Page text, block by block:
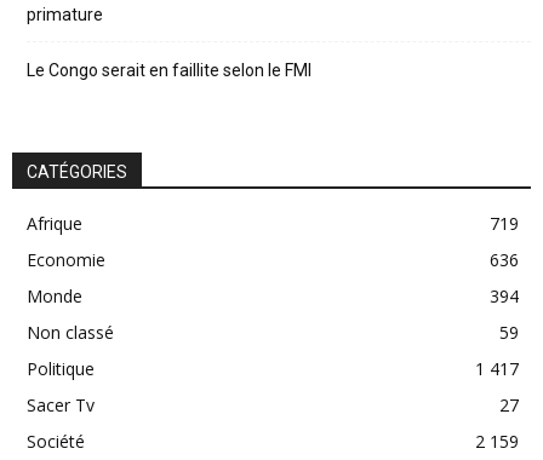
primature
Le Congo serait en faillite selon le FMI
CATÉGORIES
Afrique
719
Economie
636
Monde
394
Non classé
59
Politique
1 417
Sacer Tv
27
Société
2 159